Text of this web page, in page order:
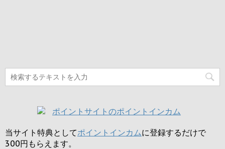
当サイト特典としてポイントインカムに登録するだけで
300円 もらえます。